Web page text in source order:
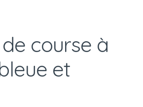
course à
et